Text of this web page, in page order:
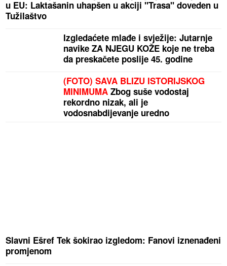
u EU: Laktašanin uhapšen u akciji "Trasa" doveden u
Tužilaštvo
Izgledaćete mlađe i svježije: Jutarnje
navike ZA NJEGU KOŽE koje ne treba
da preskačete poslije 45. godine
(FOTO) SAVA BLIZU ISTORIJSKOG
MINIMUMA Zbog suše vodostaj
rekordno nizak, ali je
vodosnabdijevanje uredno
Slavni Ešref Tek šokirao izgledom: Fanovi iznenađeni
promjenom